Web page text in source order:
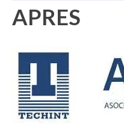
APRES